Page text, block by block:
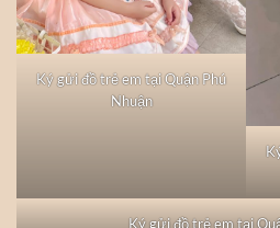
Ký gửi đồ trẻ em tại Quận Phú
Nhuận
Ký gửi đồ trẻ em tại